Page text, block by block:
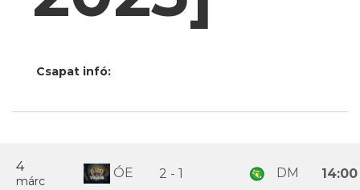
Csapat infó:
4
márc
ÓE 2 - 1 DM 14:00